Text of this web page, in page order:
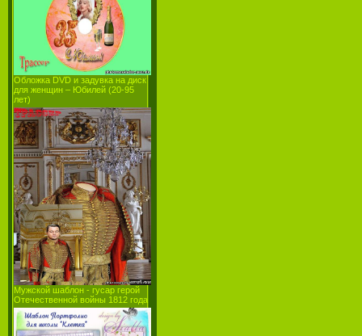
Обложка DVD и задувка на диск
для женщин – Юбилей (20-95
лет)
Мужской шаблон - гусар герой
Отечественной войны 1812 года